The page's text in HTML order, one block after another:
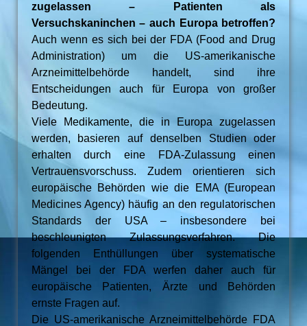
zugelassen – Patienten als
Versuchskaninchen – auch Europa betroffen?
Auch wenn es sich bei der FDA (Food and Drug
Administration) um die US-amerikanische
Arzneimittelbehörde handelt, sind ihre
Entscheidungen auch für Europa von großer
Bedeutung.
Viele Medikamente, die in Europa zugelassen
werden, basieren auf denselben Studien oder
erhalten durch eine FDA-Zulassung einen
Vertrauensvorschuss. Zudem orientieren sich
europäische Behörden wie die EMA (European
Medicines Agency) häufig an den regulatorischen
Standards der USA – insbesondere bei
beschleunigten Zulassungsverfahren. Die
folgenden Enthüllungen über systematische
Mängel bei der FDA werfen daher auch für
europäische Patienten, Ärzte und Behörden
ernste Fragen auf.
Die US-amerikanische Arzneimittelbehörde FDA